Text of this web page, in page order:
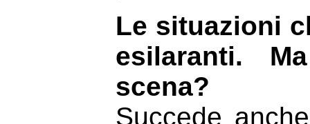
Le situazioni
esilaranti.
scena?
Succede